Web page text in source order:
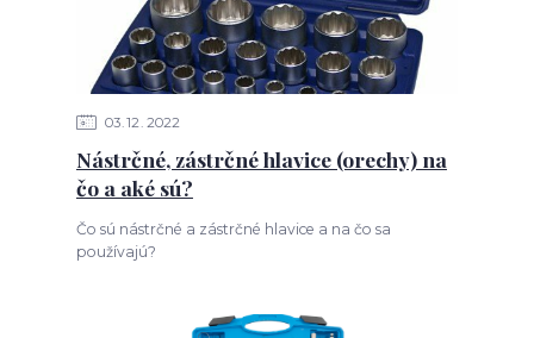
03 12 2022
Nástrčné, zástrčné hlavice (orechy) na
čo a aké sú?
Čo sú nástrčné a zástrčné hlavice a na čo sa
používajú?